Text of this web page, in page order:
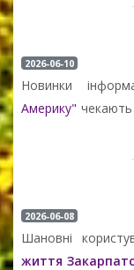
2026-06-10
Новинки
Америку"
2026-06-08
Шановні
життя